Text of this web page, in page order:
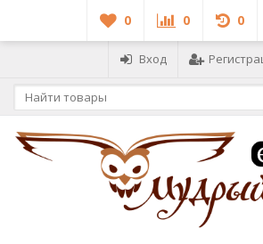
0 0 0
Вход